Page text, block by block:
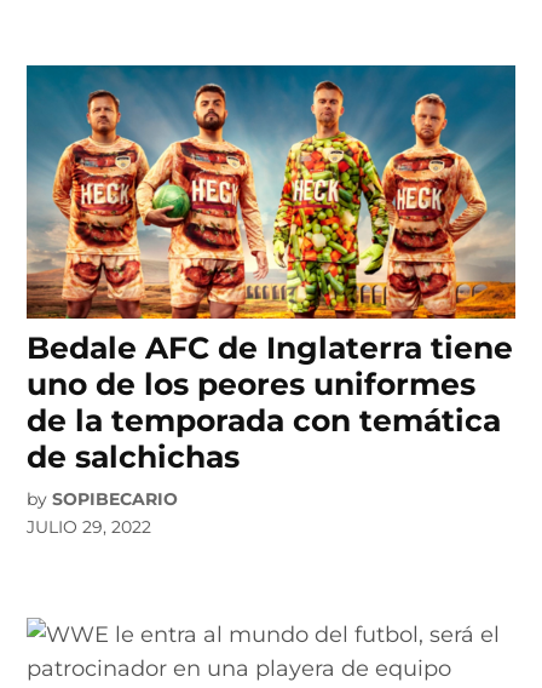
Bedale AFC de Inglaterra tiene
uno de los peores uniformes
de la temporada con temática
de salchichas
by SOPIBECARIO
JULIO 29, 2022